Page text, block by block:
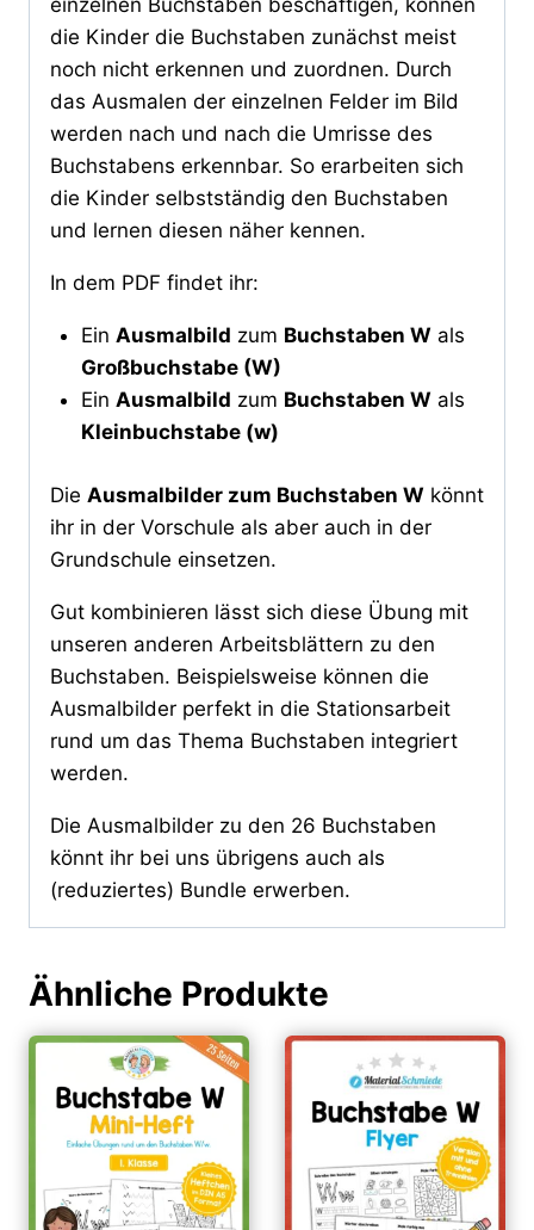
einzelnen Buchstaben beschäftigen, können
die Kinder die Buchstaben zunächst meist
noch nicht erkennen und zuordnen. Durch
das Ausmalen der einzelnen Felder im Bild
werden nach und nach die Umrisse des
Buchstabens erkennbar. So erarbeiten sich
die Kinder selbstständig den Buchstaben
und lernen diesen näher kennen.
In dem PDF findet ihr:
Ein Ausmalbild zum Buchstaben W als
Großbuchstabe (W)
Ein Ausmalbild zum Buchstaben W als
Kleinbuchstabe (w)
Die Ausmalbilder zum Buchstaben W könnt
ihr in der Vorschule als aber auch in der
Grundschule einsetzen.
Gut kombinieren lässt sich diese Übung mit
unseren anderen Arbeitsblättern zu den
Buchstaben. Beispielsweise können die
Ausmalbilder perfekt in die Stationsarbeit
rund um das Thema Buchstaben integriert
werden.
Die Ausmalbilder zu den 26 Buchstaben
könnt ihr bei uns übrigens auch als
(reduziertes) Bundle erwerben.
Ähnliche Produkte